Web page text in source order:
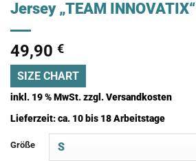
Jersey „TEAM INNOVATIX“
49,90 €
SIZE CHART
inkl. 19 % MwSt.zzgl.Versandkosten
Lieferzeit:ca. 10 bis 18 Arbeitstage
Größe